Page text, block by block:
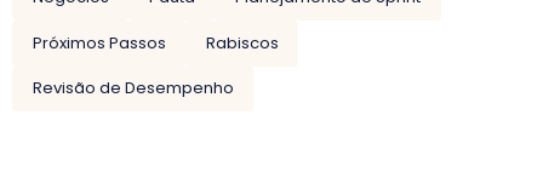
Próximos Passos
Rabiscos
Revisão de Desempenho